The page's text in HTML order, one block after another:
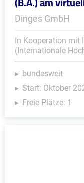
Dinges GmbH
In Kooperation mit
(Internationale
bundesweit
Start: Oktober
Freie Plätze: 1